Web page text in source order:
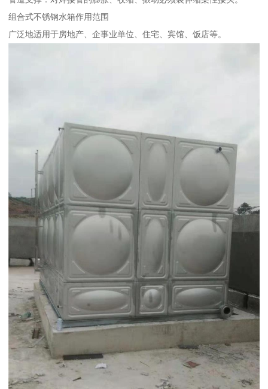
组合式不锈钢水箱作用范围
广泛地适用于房地产、企事业单位、住宅、宾馆、饭店等。